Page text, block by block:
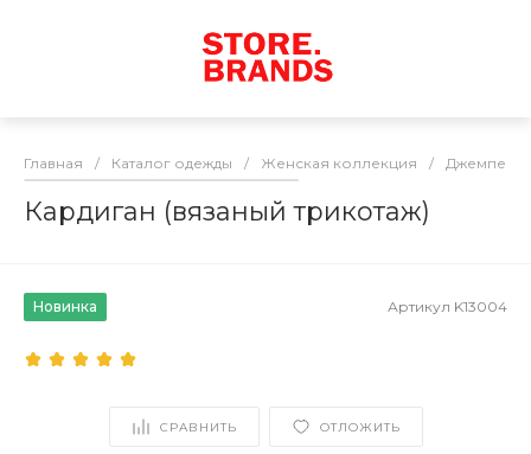
Главная / Каталог одежды / Женская коллекция / Джемперы
Кардиган (вязаный трикотаж)
Новинка Артикул K13004
СРАВНИТЬ ОТЛОЖИТЬ